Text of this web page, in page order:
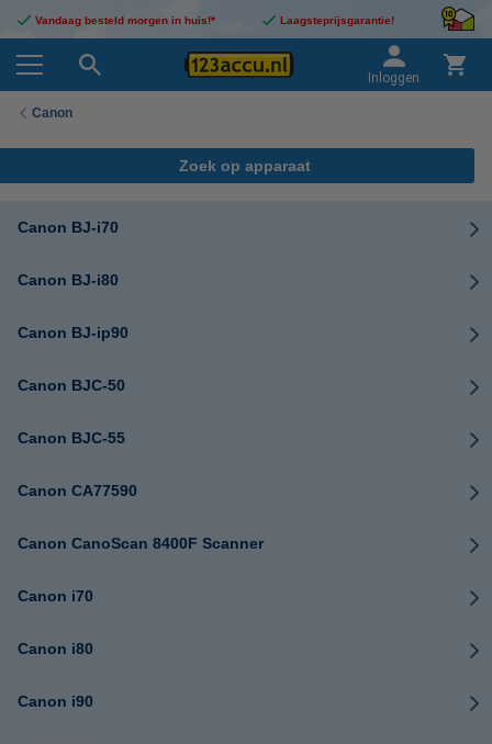
Vandaag besteld morgen in huis!* Laagsteprijsgarantie!
Inloggen
Canon
Zoek op apparaat
Canon BJ-i70
Canon BJ-i80
Canon BJ-ip90
Canon BJC-50
Canon BJC-55
Canon CA77590
Canon CanoScan 8400F Scanner
Canon i70
Canon i80
Canon i90